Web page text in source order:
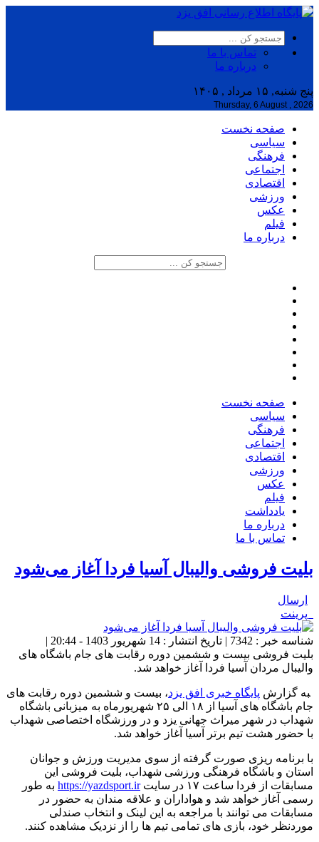
تماس با ما
درباره ما
پنج شنبه, ۱۵ مرداد , ۱۴۰۵
Thursday, 6 August , 2026
صفحه نخست
سیاسی
فرهنگی
اجتماعی
اقتصادی
ورزشی
عکس
فیلم
درباره ما
صفحه نخست
سیاسی
فرهنگی
اجتماعی
اقتصادی
ورزشی
عکس
فیلم
یادداشت
درباره ما
تماس با ما
بلیت فروشی والیبال آسیا فردا آغاز می‌شود
ارسال
پرینت
شناسه خبر : 7342 | تاریخ انتشار : 14 شهریور 1403 - 20:44 |
بلیت فروشی بیست و ششمین دوره رقابت های جام باشگاه های
والیبال مردان آسیا فردا آغاز خواهد شد.
‍ ‍به گزارش پایگاه خبری افق یزد، بیست و ششمین دوره رقابت های
جام باشگاه های آسیا از ۱۸ الی ۲۵ شهریورماه به میزبانی باشگاه
شهداب در شهر میراث جهانی یزد و در ورزشگاه اختصاصی شهداب
با حضور هشت تیم برتر آسیا آغاز خواهد شد.
با برنامه ریزی صورت گرفته از سوی مدیریت ورزش و جوانان
استان و باشگاه فرهنگی ورزشی شهداب، بلیت فروشی این
مسابقات از فردا ساعت ۱۷ در سایت
https://yazdsport.ir به طور
رسمی آغاز خواهد شد و هواداران و علاقه مندان به حضور در
مسابقات می توانند با مراجعه به این لینک و انتخاب صندلی
موردنظر خود، بازی های تمامی تیم ها را از نزدیک مشاهده کنند.